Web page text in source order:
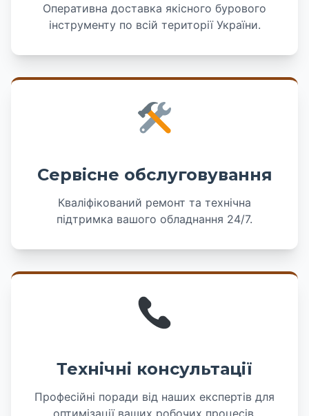
Оперативна доставка якісного бурового
інструменту по всій території України.
Сервісне обслуговування
Кваліфікований ремонт та технічна
підтримка вашого обладнання 24/7.
Технічні консультації
Професійні поради від наших експертів для
оптимізації ваших робочих процесів.